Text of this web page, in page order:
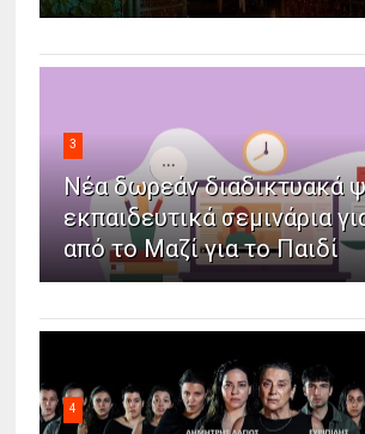
3
Νέα δωρεάν διαδικτυακά
εκπαιδευτικά σεμινάρια
από το Μαζί για το Παιδί
4